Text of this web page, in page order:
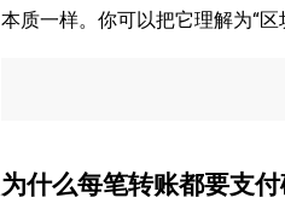
本质一样。你可以把它理解为“
为什么每笔转账都要支付